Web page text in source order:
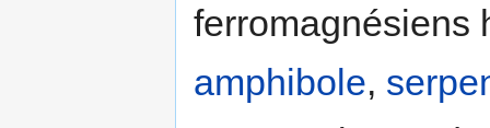
ferromagnésiens
amphibole,